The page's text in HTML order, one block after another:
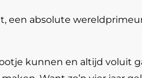
een absolute
kunnen en altijd voluit